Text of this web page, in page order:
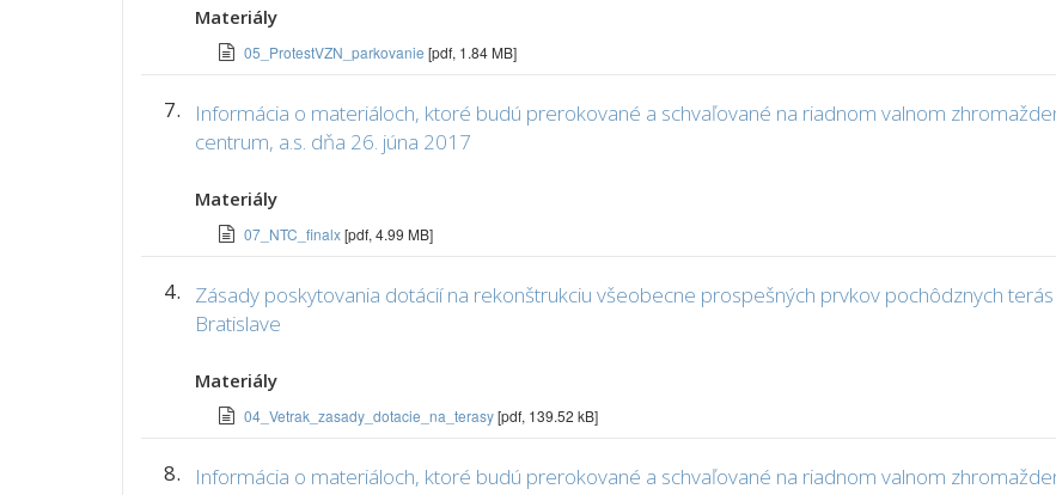
Materiály
05_ProtestVZN_parkovanie [pdf, 1.84 MB]
7.
Informácia o materiáloch, ktoré budú prerokované a schvaľované na riadnom valnom
centrum, a.s. dňa 26. júna 2017
Materiály
07_NTC_finalx[pdf, 4.99 MB]
4.
Zásady poskytovania dotácií na rekonštrukciu všeobecne prospešných prvkov pochôdznych
Bratislave
Materiály
04_Vetrak_zasady_dotacie_na_terasy[pdf, 139.52 kB]
8.
Informácia o materiáloch, ktoré budú prerokované a schvaľované na riadnom valnom